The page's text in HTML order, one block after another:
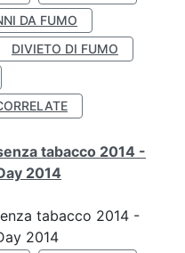
DA FUMO
DIVIETO DI FUMO
tabacco 2014 -
2014
tabacco 2014 -
2014